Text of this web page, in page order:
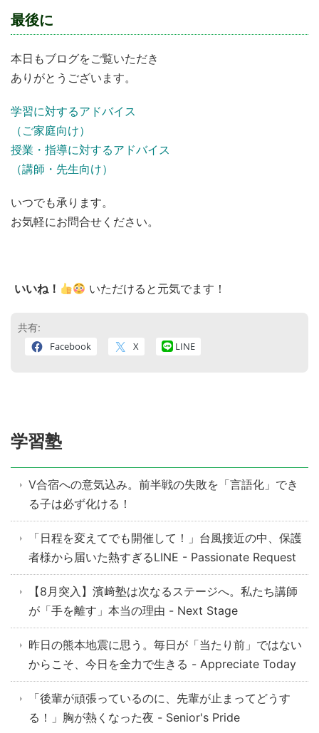
最後に
本日もブログをご覧いただき
ありがとうございます。
学習に対するアドバイス
（ご家庭向け）
授業・指導に対するアドバイス
（講師・先生向け）
いつでも承ります。
お気軽にお問合せください。
いいね！ いただけると元気でます！
共有:
Facebook X LINE
学習塾
V合宿への意気込み。前半戦の失敗を「言語化」でき
る子は必ず化ける！
「日程を変えてでも開催して！」台風接近の中、保護
者様から届いた熱すぎるLINE - Passionate Request
【8月突入】濱﨑塾は次なるステージへ。私たち講師
が「手を離す」本当の理由 - Next Stage
昨日の熊本地震に思う。毎日が「当たり前」ではない
からこそ、今日を全力で生きる - Appreciate Today
「後輩が頑張っているのに、先輩が止まってどうす
る！」胸が熱くなった夜 - Senior's Pride